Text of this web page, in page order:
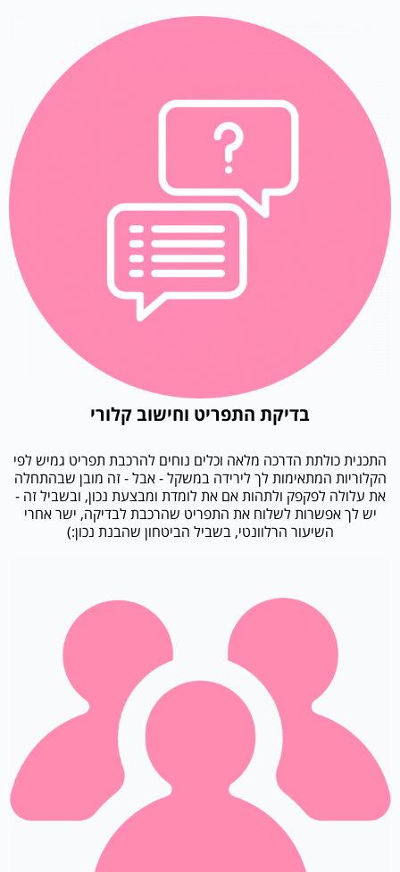
בדיקת התפריט וחישוב קלורי
התכנית כולתת הדרכה מלאה וכלים נוחים להרכבת תפריט גמיש לפי
הקלוריות המתאימות לך לירידה במשקל - אבל - זה מובן שבהתחלה
את עלולה לפקפק ולתהות אם את לומדת ומבצעת נכון, ובשביל זה -
יש לך אפשרות לשלוח את התפריט שהרכבת לבדיקה, ישר אחרי
השיעור הרלוונטי, בשביל הביטחון שהבנת נכון:)